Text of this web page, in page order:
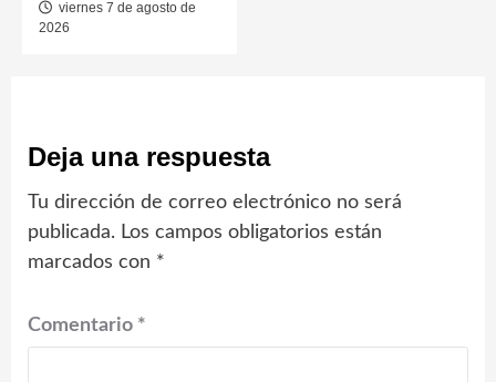
viernes 7 de agosto de
2026
Deja una respuesta
Tu dirección de correo electrónico no será
publicada. Los campos obligatorios están
marcados con *
Comentario *